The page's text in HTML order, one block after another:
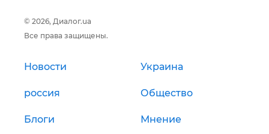
© 2026, Диалог.ua
Все права защищены.
Новости Украина
россия Общество
Блоги Мнение